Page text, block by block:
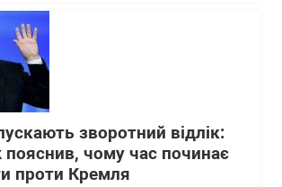
зворотний відлік:
пояснив, чому час починає
проти Кремля